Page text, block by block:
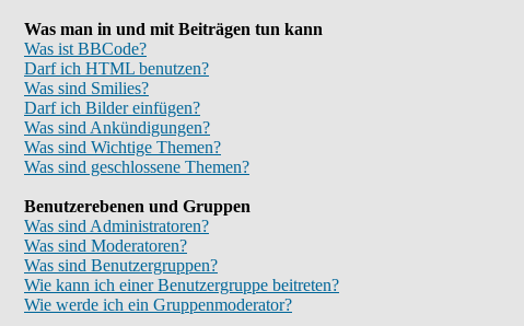
Was man in und mit Beiträgen tun kann
Was ist BBCode?
Darf ich HTML benutzen?
Was sind Smilies?
Darf ich Bilder einfügen?
Was sind Ankündigungen?
Was sind Wichtige Themen?
Was sind geschlossene Themen?
Benutzerebenen und Gruppen
Was sind Administratoren?
Was sind Moderatoren?
Was sind Benutzergruppen?
Wie kann ich einer Benutzergruppe beitreten?
Wie werde ich ein Gruppenmoderator?